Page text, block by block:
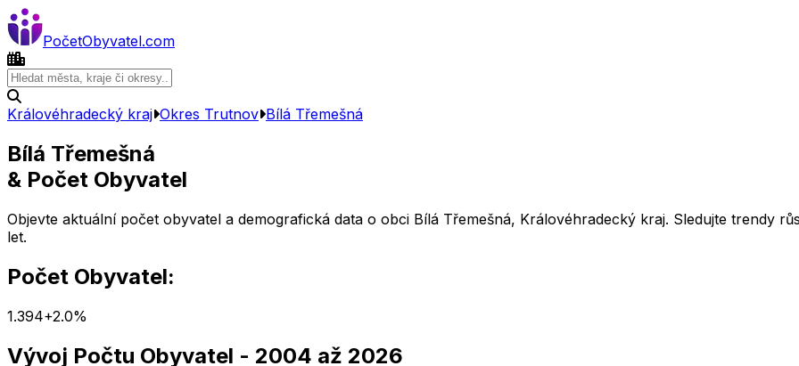
PočetObyvatel.com
Královéhradecký kraj Okres Trutnov Bílá Třemešná
Bílá Třemešná
& Počet Obyvatel
Objevte aktuální počet obyvatel a demografická data o obci Bílá Třemešná, Královéhradecký kraj. Sledujte trendy
let.
Počet Obyvatel:
1.394+2.0%
Vývoj Počtu Obyvatel - 2004 až 2026